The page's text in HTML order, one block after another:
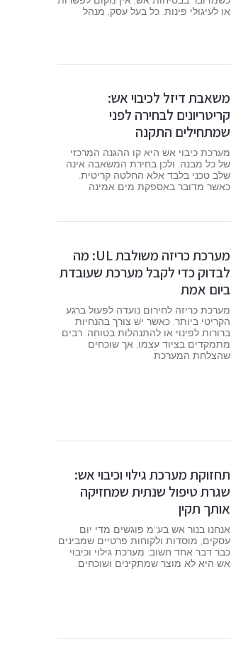
או לעיגולי פינות. כל בעל עסק, מנהל
משאבת דיזל לכיבוי אש:
קריטריונים לבחירה לפני
שמתחילים התקנה
מערכת כיבוי אש היא קו ההגנה המרכזי
של כל מבנה, ולכן בחירת המשאבה אינה
שלב טכני בלבד אלא החלטה קריטית.
כאשר מדובר באספקת מים אמינה
מערכת כריזה משולבת UL: מה
לבדוק כדי לקבל מערכת שעובדת
ביום אמת
מערכת כריזה לחירום נועדה לפעול ברגע
הקריטי ביותר, כאשר יש צורך בהנחיות
ברורות לפינוי או להתנהלות בטוחה. רבים
מתמקדים בציוד עצמו, אך שוכחים
שהצלחת המערכת
תחזוקת מערכת גילוי וכיבוי אש:
שגרת טיפול שנתית שמחזיקה
אותך תקין
אנחנו בנור אש בע"מ פוגשים מדי יום
עסקים, מוסדות ולקוחות פרטיים שמבינים
כבר דבר אחד חשוב: מערכת גילוי וכיבוי
אש היא לא מוצר שמתקינים ושוכחים.